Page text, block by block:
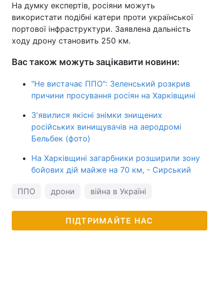
На думку експертів, росіяни можуть
використати подібні катери проти української
портової інфраструктури. Заявлена дальність
ходу дрону становить 250 км.
Вас також можуть зацікавити новини:
"Не вистачає ППО": Зеленський розкрив
причини просування росіян на Харківщині
З'явилися якісні знімки знищених
російських винищувачів на аеродромі
Бельбек (фото)
На Харківщині загарбники розширили зону
бойових дій майже на 70 км, - Сирський
ППО дрони війна в Україні
ПІДТРИМАЙТЕ НАС